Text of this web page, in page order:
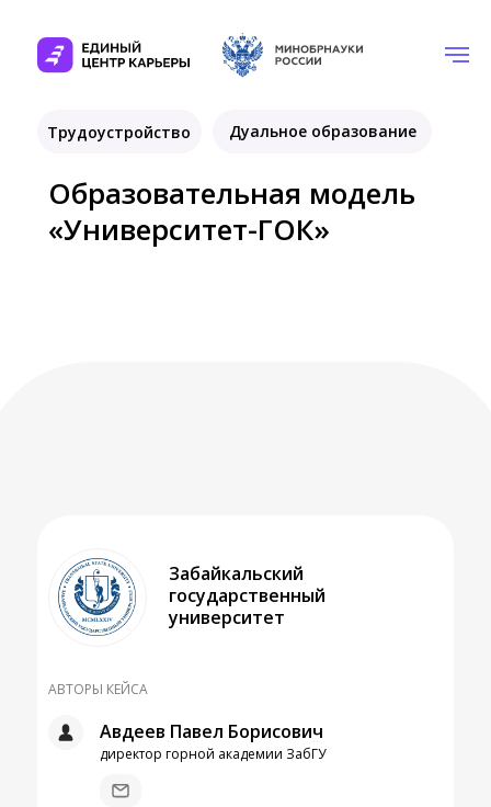
Участники программы / ЗабГУ /Образовательная модель
Трудоустройство Дуальное образование
Образовательная модель
«Университет-ГОК»
АВТОРЫ КЕЙСА
Забайкальский
государственный
университет
Авдеев Павел Борисович
директор горной академии ЗабГУ